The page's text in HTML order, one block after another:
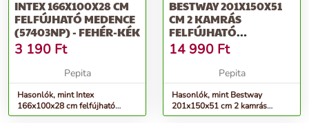
INTEX 166X100X28 CM
FELFÚJHATÓ MEDENCE
(57403NP) - FEHÉR-KÉK
3 190 Ft
Pepita
Hasonlók, mint Intex
166x100x28 cm felfújható
Medence (57403NP) - fehér-kék
BESTWAY 201X150X51
CM 2 KAMRÁS
FELFÚJHATÓ
SZÖGLETES
GYEREKMEDENCE...
14 990 Ft
Pepita
Hasonlók, mint Bestway
201x150x51 cm 2 kamrás
felfújható szögletes